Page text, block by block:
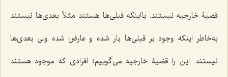
قضیۀ خارجیه نیستند. یااینکه قبلی‌ها هستند مثلاً بعدی‌ها نیستند
به‌خاطر اینکه وجود بر قبلی‌ها بار شده و عارض شده ولی بعدی‌ها
نیستند. این را قضیۀ خارجیه می‌گوییم؛ افرادی که موجود هستند